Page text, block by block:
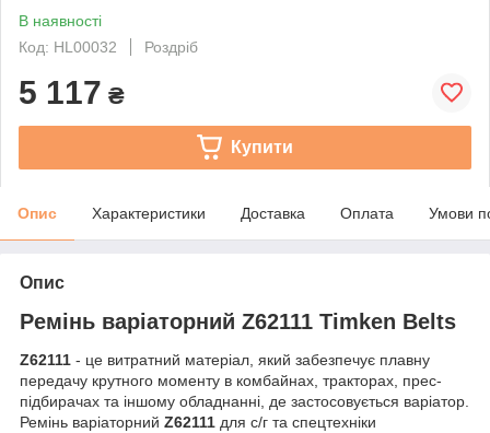
В наявності
Код: HL00032
Роздріб
5 117 ₴
Купити
Опис Характеристики Доставка Оплата Умови
Опис
Ремінь варіаторний Z62111 Timken Belts
Z62111 - це витратний матеріал, який забезпечує плавну
передачу крутного моменту в комбайнах, тракторах, прес-
підбирачах та іншому обладнанні, де застосовується варіатор.
Ремінь варіаторний Z62111 для с/г та спецтехніки